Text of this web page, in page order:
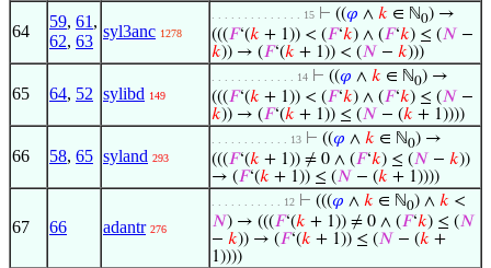
64
59, 61 ,
62, 63
syl3anc 1278
. . . . . . . . . . . . . . 15 ⊢ ((𝜑 ∧ 𝑘 ∈ ℕ0) →
(((𝐹‘(𝑘 + 1)) < (𝐹‘𝑘) ∧ (𝐹‘𝑘) ≤ (𝑁 −
𝑘)) → (𝐹‘(𝑘 + 1)) < (𝑁 − 𝑘)))
65 64, 52 sylibd 149
. . . . . . . . . . . . . 14 ⊢ ((𝜑 ∧ 𝑘 ∈ ℕ0) →
(((𝐹‘(𝑘 + 1)) < (𝐹‘𝑘) ∧ (𝐹‘𝑘) ≤ (𝑁 −
𝑘)) → (𝐹‘(𝑘 + 1)) ≤ (𝑁 − (𝑘 + 1))))
66 58, 65 syland 293
. . . . . . . . . . . . 13 ⊢ ((𝜑 ∧ 𝑘 ∈ ℕ0) →
(((𝐹‘(𝑘 + 1)) ≠ 0 ∧ (𝐹‘𝑘) ≤ (𝑁 − 𝑘))
→ (𝐹‘(𝑘 + 1)) ≤ (𝑁 − (𝑘 + 1))))
67 66 adantr 276
. . . . . . . . . . . 12 ⊢ (((𝜑 ∧ 𝑘 ∈ ℕ0) ∧ 𝑘 <
𝑁) → (((𝐹‘(𝑘 + 1)) ≠ 0 ∧ (𝐹‘𝑘) ≤ (𝑁
− 𝑘)) → (𝐹‘(𝑘 + 1)) ≤ (𝑁 − (𝑘 +
1))))